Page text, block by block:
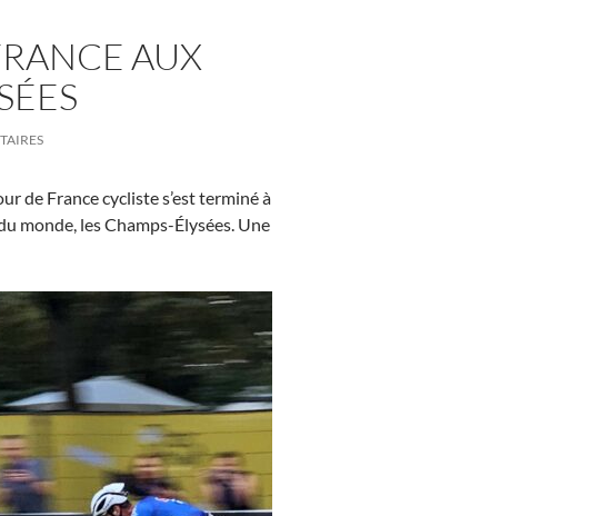
AUX
de France cycliste s’est terminé à
monde, les Champs-Élysées. Une